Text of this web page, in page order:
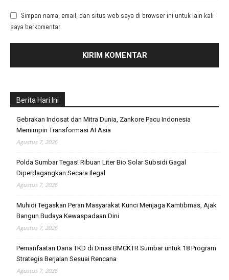
Simpan nama, email, dan situs web saya di browser ini untuk lain kali
saya berkomentar.
Berita Hari Ini
Gebrakan Indosat dan Mitra Dunia, Zankore Pacu Indonesia
Memimpin Transformasi AI Asia
Agustus 7, 2026
Polda Sumbar Tegas! Ribuan Liter Bio Solar Subsidi Gagal
Diperdagangkan Secara Ilegal
Agustus 7, 2026
Muhidi Tegaskan Peran Masyarakat Kunci Menjaga Kamtibmas, Ajak
Bangun Budaya Kewaspadaan Dini
Agustus 7, 2026
Pemanfaatan Dana TKD di Dinas BMCKTR Sumbar untuk 18 Program
Strategis Berjalan Sesuai Rencana
Agustus 7, 2026